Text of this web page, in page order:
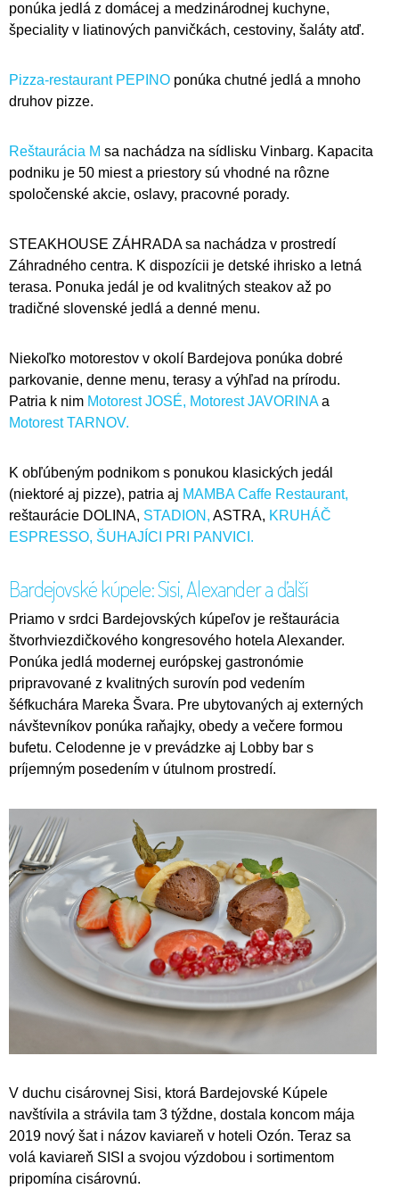
ponúka jedlá z domácej a medzinárodnej kuchyne,
špeciality v liatinových panvičkách, cestoviny, šaláty atď.
Pizza-restaurant PEPINO ponúka chutné jedlá a mnoho
druhov pizze.
Reštaurácia M sa nachádza na sídlisku Vinbarg. Kapacita
podniku je 50 miest a priestory sú vhodné na rôzne
spoločenské akcie, oslavy, pracovné porady.
STEAKHOUSE ZÁHRADA sa nachádza v prostredí
Záhradného centra. K dispozícii je detské ihrisko a letná
terasa. Ponuka jedál je od kvalitných steakov až po
tradičné slovenské jedlá a denné menu.
Niekoľko motorestov v okolí Bardejova ponúka dobré
parkovanie, denne menu, terasy a výhľad na prírodu.
Patria k nim Motorest JOSÉ, Motorest JAVORINAa
Motorest TARNOV.
K obľúbeným podnikom s ponukou klasických jedál
(niektoré aj pizze), patria aj MAMBA Caffe Restaurant,
reštaurácie DOLINA, STADION, ASTRA, KRUHÁČ
ESPRESSO, ŠUHAJÍCI PRI PANVICI.
Bardejovské kúpele: Sisi, Alexander a ďalší
Priamo v srdci Bardejovských kúpeľov je reštaurácia
štvorhviezdičkového kongresového hotela Alexander.
Ponúka jedlá modernej európskej gastronómie
pripravované z kvalitných surovín pod vedením
šéfkuchára Mareka Švara. Pre ubytovaných aj externých
návštevníkov ponúka raňajky, obedy a večere formou
bufetu. Celodenne je v prevádzke aj Lobby bar s
príjemným posedením v útulnom prostredí.
V duchu cisárovnej Sisi, ktorá Bardejovské Kúpele
navštívila a strávila tam 3 týždne, dostala koncom mája
2019 nový šat i názov kaviareň v hoteli Ozón. Teraz sa
volá kaviareň SISI a svojou výzdobou i sortimentom
pripomína cisárovnú.